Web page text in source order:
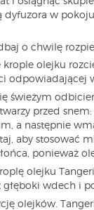
dyfuzora w
o chwilę
krople olejku
odpowiadającej
świeżym
przed
a następnie
aby stosować
ponieważ
olejku
głęboki wdech i
olejków.